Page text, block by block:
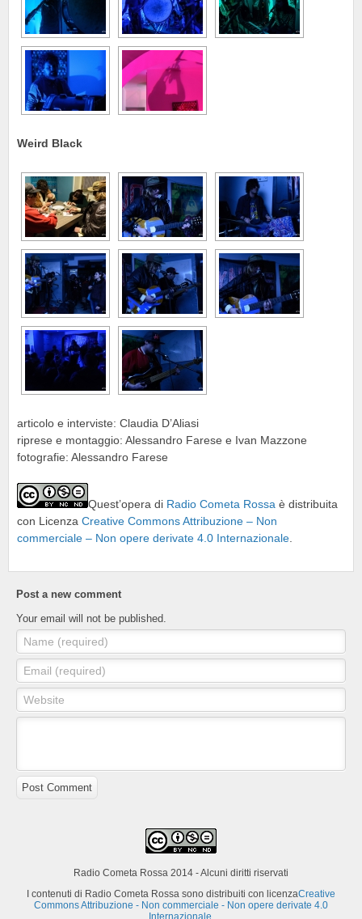
Weird Black
articolo e interviste: Claudia D’Aliasi
riprese e montaggio: Alessandro Farese e Ivan Mazzone
fotografie: Alessandro Farese
Quest’opera di Radio Cometa Rossa è distribuita
con Licenza Creative Commons Attribuzione – Non
commerciale – Non opere derivate 4.0 Internazionale
Post a new comment
Your email will not be published.
Name (required)
Email (required)
Website
Post Comment
Radio Cometa Rossa 2014 - Alcuni diritti riservati
I contenuti di Radio Cometa Rossa sono distribuiti con licenzaCreative
Commons Attribuzione - Non commerciale - Non opere derivate 4.0
Internazionale